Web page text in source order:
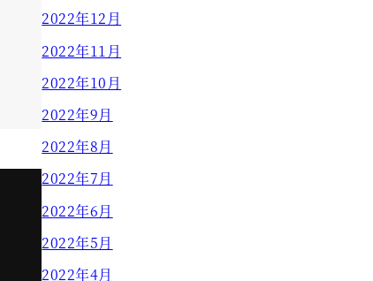
2022年12月
2022年11月
2022年10月
2022年9月
2022年8月
2022年7月
2022年6月
2022年5月
2022年4月